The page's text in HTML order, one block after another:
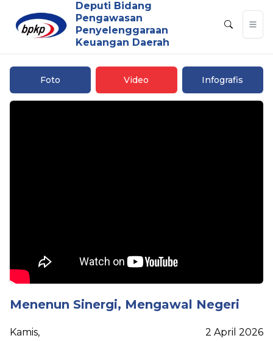
Deputi Bidang
Pengawasan
Penyelenggaraan
Keuangan Daerah
Foto Video Infografis
Menenun Sinergi, Mengawal Negeri
Kamis, 2 April 2026